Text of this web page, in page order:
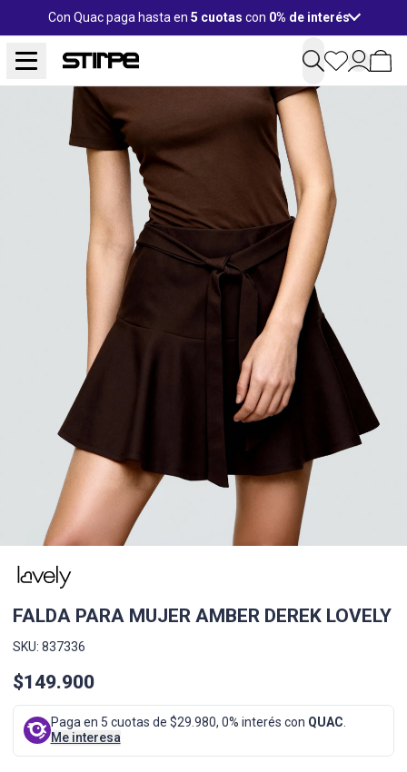
Con Quac paga hasta en 5 cuotas con 0% de interés
FALDA PARA MUJER AMBER DEREK LOVELY
SKU: 837336
$149.900
Paga en 5 cuotas de $29.980, 0% interés con QUAC
Me interesa